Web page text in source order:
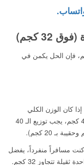
32 كجم)
لحمل وزن كبير يتجاوز 32 كجم، فإن الحل يكمن في
إذا كان الوزن الكلي
المسموح لك هو 30 كجم، وكان لديك 40 كجم، يجب توزيع الـ 40
مسافراً منفرداً، يفضل
تتجاوز 32 كجم.